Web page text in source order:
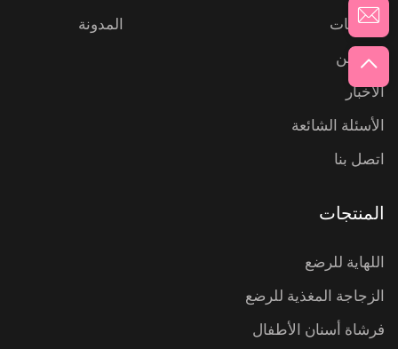
المنتجات
من نحن
الأخبار
الأسئلة الشائعة
اتصل بنا
المدونة
المنتجات
اللهاية للرضع
الزجاجة المغذية للرضع
فرشاة أسنان الأطفال